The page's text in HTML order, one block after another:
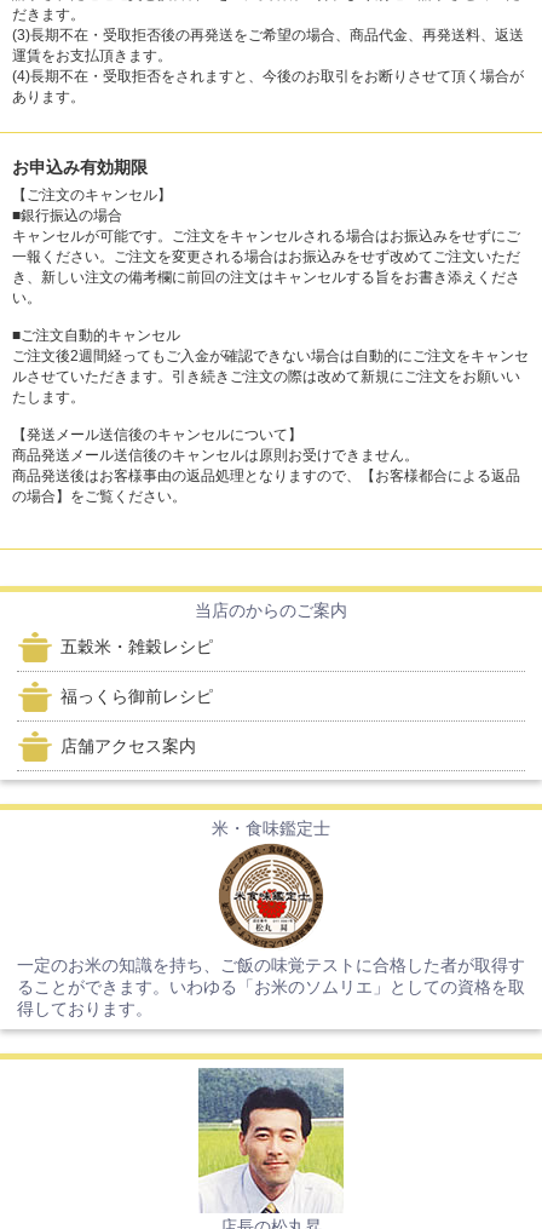
だきます。
(3)長期不在・受取拒否後の再発送をご希望の場合、商品代金、再発送料、返送
運賃をお支払頂きます。
(4)長期不在・受取拒否をされますと、今後のお取引をお断りさせて頂く場合が
あります。
お申込み有効期限
【ご注文のキャンセル】
■銀行振込の場合
キャンセルが可能です。ご注文をキャンセルされる場合はお振込みをせずにご
一報ください。ご注文を変更される場合はお振込みをせず改めてご注文いただ
き、新しい注文の備考欄に前回の注文はキャンセルする旨をお書き添えくださ
い。
■ご注文自動的キャンセル
ご注文後2週間経ってもご入金が確認できない場合は自動的にご注文をキャンセ
ルさせていただきます。引き続きご注文の際は改めて新規にご注文をお願いい
たします。
【発送メール送信後のキャンセルについて】
商品発送メール送信後のキャンセルは原則お受けできません。
商品発送後はお客様事由の返品処理となりますので、【お客様都合による返品
の場合】をご覧ください。
当店のからのご案内
五穀米・雑穀レシピ
福っくら御前レシピ
店舗アクセス案内
米・食味鑑定士
一定のお米の知識を持ち、ご飯の味覚テストに合格した者が取得す
ることができます。いわゆる「お米のソムリエ」としての資格を取
得しております。